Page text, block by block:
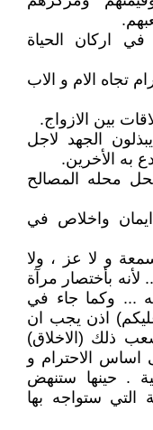
اركان الحياة
تجاه الام و الاب
بين الازواج.
الجهد لاجل
به الأخرين.
محله المصالح
ايمان واخلاص في
و لا عز ، ولا
بأختصار مرآة
... وكما جاء في
عليكم) اذن يجب ان
ذلك (الاخلاق)
اساس الاحترام و
. حينها ستنهض
التي ستواجه بها